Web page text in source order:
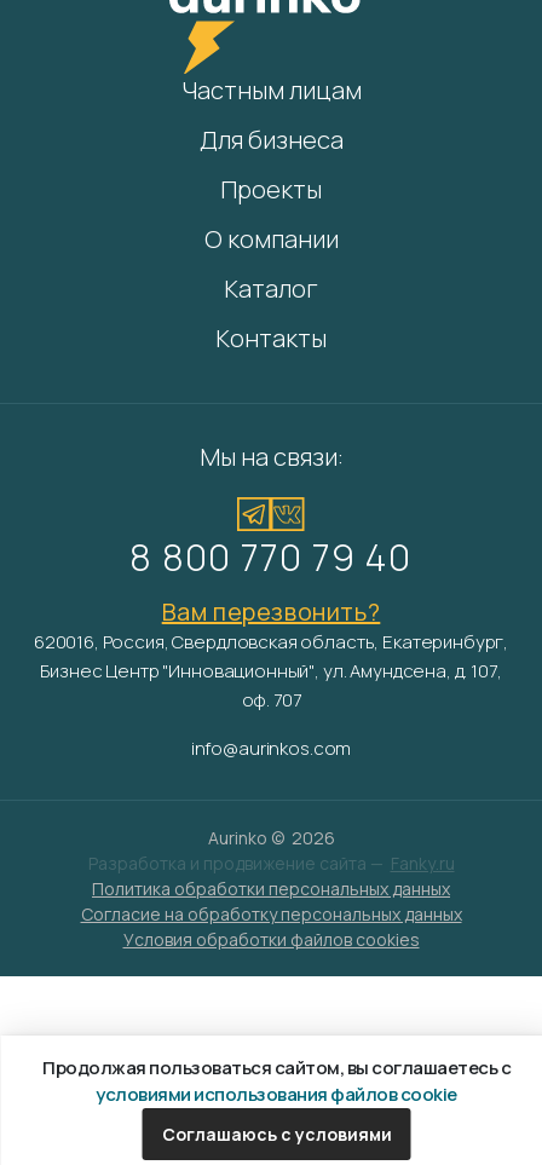
Частным лицам
Для бизнеса
Проекты
О компании
Каталог
Контакты
Мы на связи:
8 800 770 79 40
Вам перезвонить?
620016, Россия, Свердловская область, Екатеринбург,
Бизнес Центр "Инновационный", ул. Амундсена, д. 107,
оф. 707
info@aurinkos.com
Aurinko © 2026
Разработка и продвижение сайта — Fanky.ru
Политика обработки персональных данных
Согласие на обработку персональных данных
Условия обработки файлов cookies
Продолжая пользоваться сайтом, вы соглашаетесь с
условиями использования файлов cookie
Соглашаюсь с условиями